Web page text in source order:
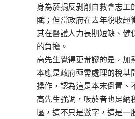
身為菸捐反剝削自救會志工
賦；但當政府在去年稅收超
其在醫護人力長期短缺、健
的負擔。
高先生覺得更荒謬的是，加
本應是政府亟需處理的稅基
操作，認為這是本末倒置、
高先生強調，吸菸者也是納
區，這不只是數字，這是一